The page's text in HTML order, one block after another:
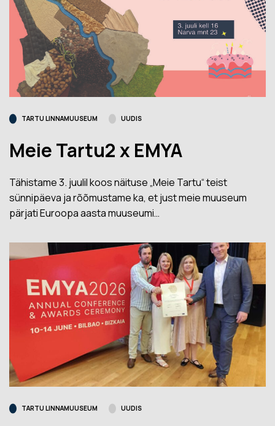
TARTU LINNAMUUSEUM UUDIS
Meie Tartu2 x EMYA
Tähistame 3. juulil koos näituse „Meie Tartu“ teist
sünnipäeva ja rõõmustame ka, et just meie muuseum
pärjati Euroopa aasta muuseumi…
TARTU LINNAMUUSEUM UUDIS